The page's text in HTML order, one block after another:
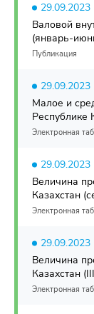
29.09.2023
Валовой
(январь-
Публикация
29.09.2023
Малое и
Республике
Электронная
29.09.2023
Величина
Казахстан
Электронная
29.09.2023
Величина
Казахстан
Электронная